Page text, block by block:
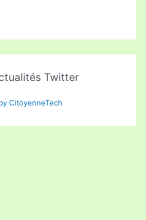
Twitter
CitoyenneTech